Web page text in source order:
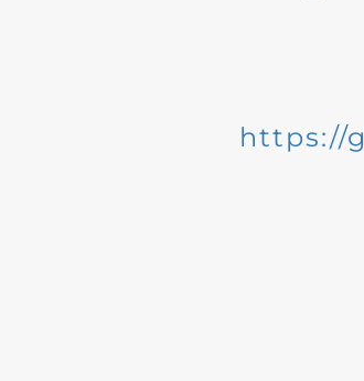
https://